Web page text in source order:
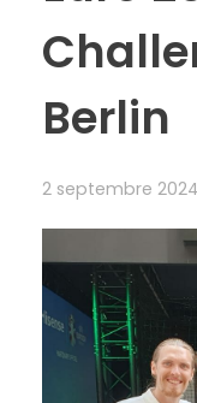
Berlin
2 septembre 2024